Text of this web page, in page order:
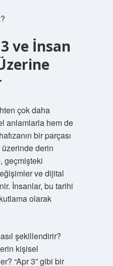
ve İnsan
çok daha
anlamlarla hem de
bir parçası
derin
geçmişteki
ve dijital
İnsanlar, bu tarihi
olarak
şekillendirir?
kişisel
“Apr 3” gibi bir